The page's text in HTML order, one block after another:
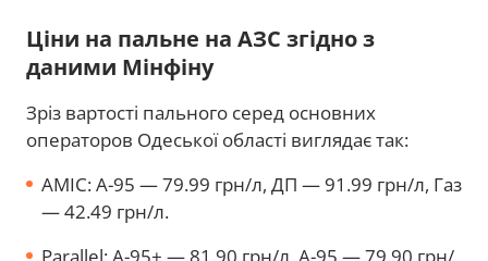
Ціни на пальне на АЗС згідно з
даними Мінфіну
Зріз вартості пального серед основних
операторов Одеської області виглядає так:
AMIC: А-95 — 79.99 грн/л, ДП — 91.99 грн/л, Газ
— 42.49 грн/л.